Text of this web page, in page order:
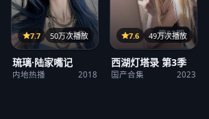
12集
7.7 50万次播放
琉璃·陆家嘴记
内地热播 2018
第23期
7.6 49万次播放
西湖灯塔录 第3季
国产合集 2023